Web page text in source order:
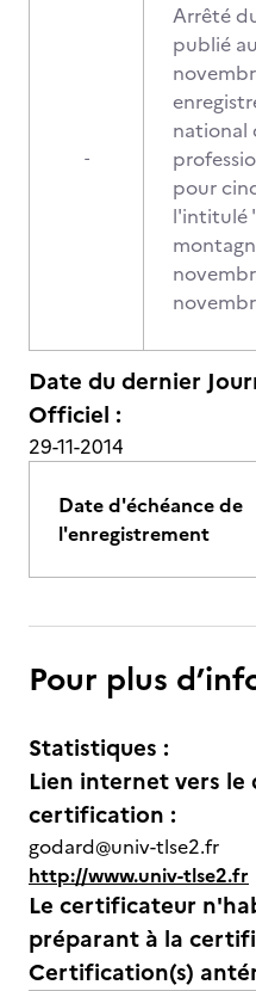
-
Arrêté
publié
national
pour
l'intitulé
Date du dernier
Officiel :
29-11-2014
Date d'échéance de
l'enregistrement
Pour plus
Statistiques :
Lien internet vers
certification :
godard@univ-tlse2.fr
http://www.univ-tlse2.fr
Le certificateur
préparant à la
Certification(s)